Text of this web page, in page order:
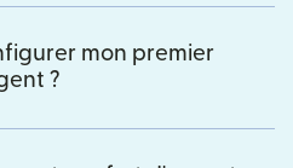
mon premier
?